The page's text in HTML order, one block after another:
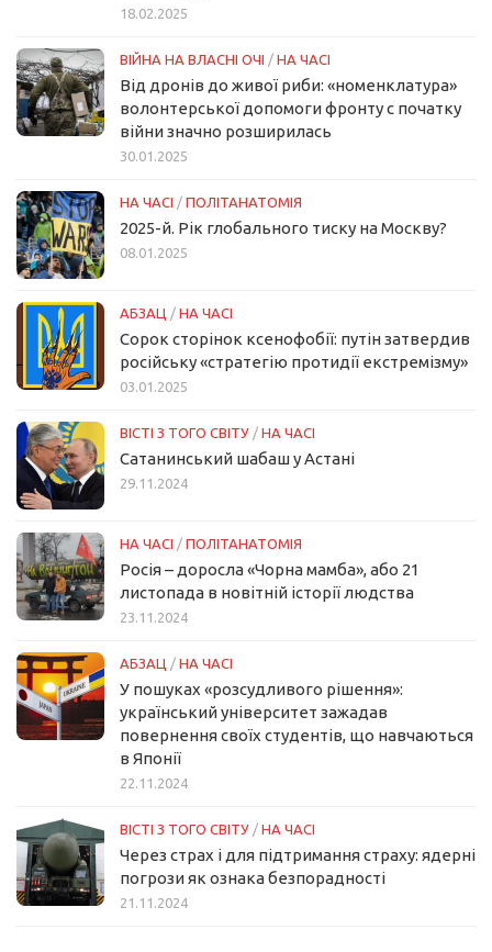
18.02.2025
ВІЙНА НА ВЛАСНІ ОЧІ / НА ЧАСІ
Від дронів до живої риби: «номенклатура»
волонтерської допомоги фронту с початку
війни значно розширилась
30.01.2025
НА ЧАСІ / ПОЛІТАНАТОМІЯ
2025-й. Рік глобального тиску на Москву?
08.01.2025
АБЗАЦ / НА ЧАСІ
Сорок сторінок ксенофобії: путін затвердив
російську «стратегію протидії екстремізму»
03.01.2025
ВІСТІ З ТОГО СВІТУ / НА ЧАСІ
Сатанинський шабаш у Астані
29.11.2024
НА ЧАСІ / ПОЛІТАНАТОМІЯ
Росія – доросла «Чорна мамба», або 21
листопада в новітній історії людства
23.11.2024
АБЗАЦ / НА ЧАСІ
У пошуках «розсудливого рішення»:
український університет зажадав
повернення своїх студентів, що навчаються
в Японії
22.11.2024
ВІСТІ З ТОГО СВІТУ / НА ЧАСІ
Через страх і для підтримання страху: ядерні
погрози як ознака безпорадності
21.11.2024